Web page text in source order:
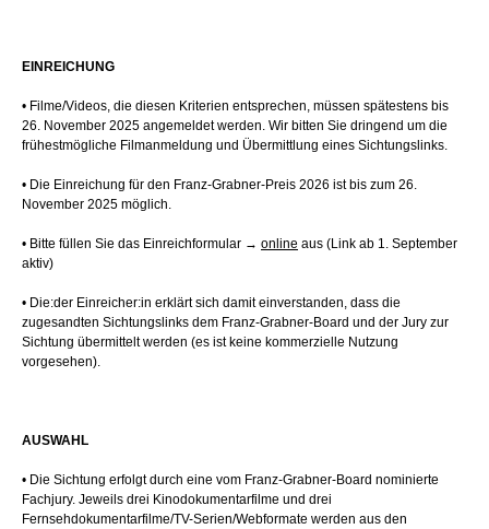
EINREICHUNG
• Filme/Videos, die diesen Kriterien entsprechen, müssen spätestens bis
26. November 2025 angemeldet werden. Wir bitten Sie dringend um die
frühestmögliche Filmanmeldung und Übermittlung eines Sichtungslinks.
• Die Einreichung für den Franz-Grabner-Preis 2026 ist bis zum 26.
November 2025 möglich.
• Bitte füllen Sie das Einreichformular → online aus (Link ab 1. September
aktiv)
• Die:der Einreicher:in erklärt sich damit einverstanden, dass die
zugesandten Sichtungslinks dem Franz-Grabner-Board und der Jury zur
Sichtung übermittelt werden (es ist keine kommerzielle Nutzung
vorgesehen).
AUSWAHL
• Die Sichtung erfolgt durch eine vom Franz-Grabner-Board nominierte
Fachjury. Jeweils drei Kinodokumentarfilme und drei
Fernsehdokumentarfilme/TV-Serien/Webformate werden aus den